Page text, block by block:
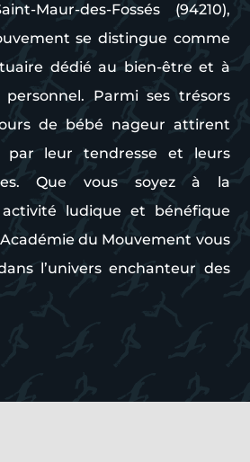
Maur-des-Fossés (94210),
se distingue comme
dédié au bien-être et à
personnel. Parmi ses trésors
de bébé nageur attirent
par leur tendresse et leurs
Que vous soyez à la
activité ludique et bénéfique
du Mouvement vous
l’univers enchanteur des